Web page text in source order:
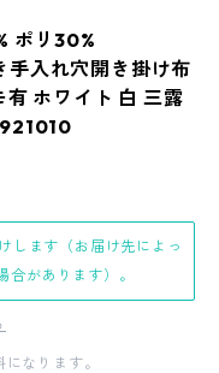
ポリ30%
入れ穴開き掛け布
ホワイト 白 三露
します（お届け先によっ
があります）。
なります。